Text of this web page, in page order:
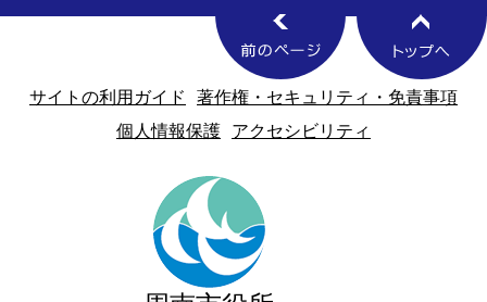
サイトの利用ガイド
著作権・セキュリティ・免責事項
個人情報保護
アクセシビリティ